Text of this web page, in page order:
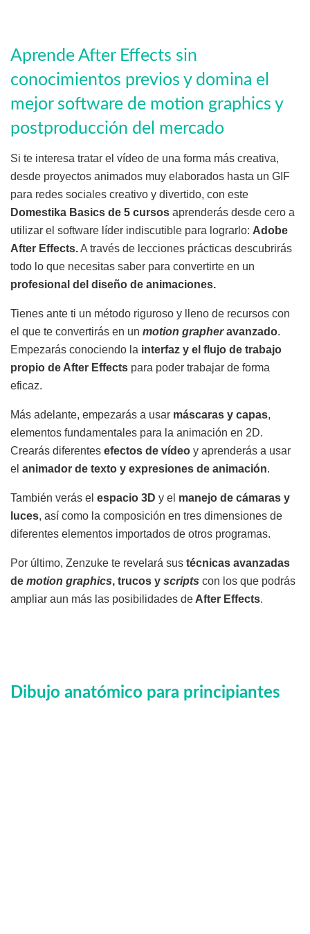
Aprende After Effects sin
conocimientos previos y domina el
mejor software de motion graphics y
postproducción del mercado
Si te interesa tratar el vídeo de una forma más creativa,
desde proyectos animados muy elaborados hasta un GIF
para redes sociales creativo y divertido, con este
Domestika Basics de 5 cursos aprenderás desde cero a
utilizar el software líder indiscutible para lograrlo: Adobe
After Effects.A través de lecciones prácticas descubrirás
todo lo que necesitas saber para convertirte en un
profesional del diseño de animaciones.
Tienes ante ti un método riguroso y lleno de recursos con
el que te convertirás en un motion grapheravanzado.
Empezarás conociendo la interfaz y el flujo de trabajo
propio de After Effects para poder trabajar de forma
eficaz.
Más adelante, empezarás a usar máscaras y capas,
elementos fundamentales para la animación en 2D.
Crearás diferentes efectos de vídeo y aprenderás a usar
el animador de texto y expresiones de animación.
También verás el espacio 3D y el manejo de cámaras y
luces, así como la composición en tres dimensiones de
diferentes elementos importados de otros programas.
Por último, Zenzuke te revelará sus técnicas avanzadas
de motion graphics, trucos y scripts con los que podrás
ampliar aun más las posibilidades de After Effects.
Dibujo anatómico para principiantes